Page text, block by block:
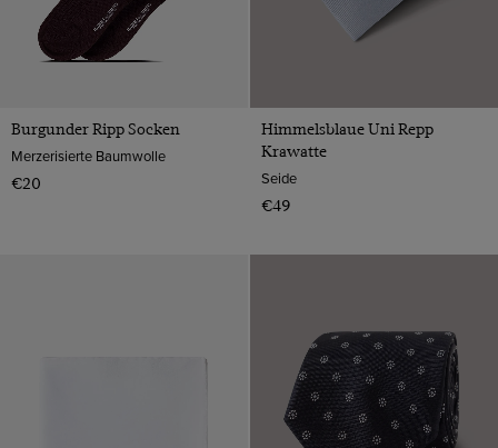
Burgunder Ripp Socken
Merzerisierte Baumwolle
€20
Himmelsblaue Uni Repp
Krawatte
Seide
€49